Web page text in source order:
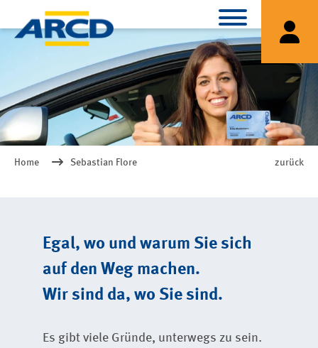
Home Sebastian Flore zurück
Egal, wo und warum Sie sich
auf den Weg machen.
Wir sind da, wo Sie sind.
Es gibt viele Gründe, unterwegs zu sein.